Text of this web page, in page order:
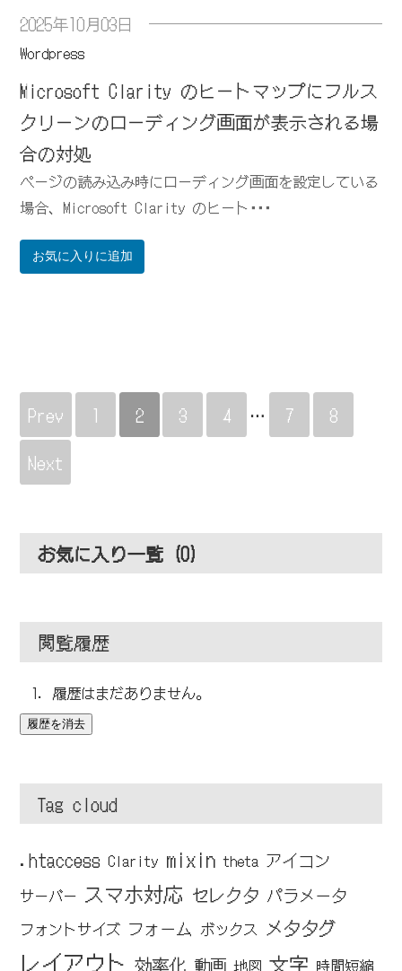
2025年10月03日
Wordpress
Microsoft Clarity のヒートマップにフルス
クリーンのローディング画面が表示される場
合の対処
ページの読み込み時にローディング画面を設定している
場合、Microsoft Clarity のヒート･･･
お気に入りに追加
Prev 1 2 3 4 … 7 8
Next
お気に入り一覧 (0)
閲覧履歴
履歴はまだありません。
履歴を消去
Tag cloud
.htaccess Clarity mixin theta アイコン
サーバー スマホ対応 セレクタ パラメータ
フォントサイズ フォーム ボックス メタタグ
レイアウト 効率化 動画 地図 文字 時間短縮